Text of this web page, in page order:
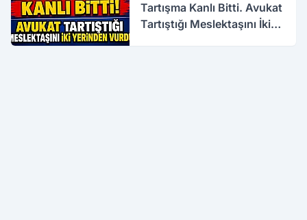
Tartışma Kanlı Bitti. Avukat
Tartıştığı Meslektaşını İki